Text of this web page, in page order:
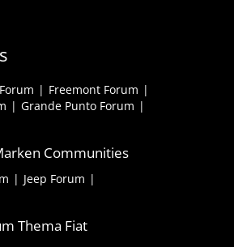
Freemont Forum
Grande Punto Forum
Communities
Jeep Forum
Thema Fiat